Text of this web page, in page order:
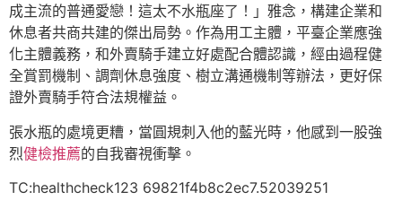
成主流的普通愛戀！這太不水瓶座了！」雅念，構建企業和
休息者共商共建的傑出局勢。作為用工主體，平臺企業應強
化主體義務，和外賣騎手建立好處配合體認識，經由過程健
全賞罰機制、調劑休息強度、樹立溝通機制等辦法，更好保
證外賣騎手符合法規權益。
張水瓶的處境更糟，當圓規刺入他的藍光時，他感到一股強
烈健檢推薦的自我審視衝擊。
TC:healthcheck123 69821f4b8c2ec7.52039251